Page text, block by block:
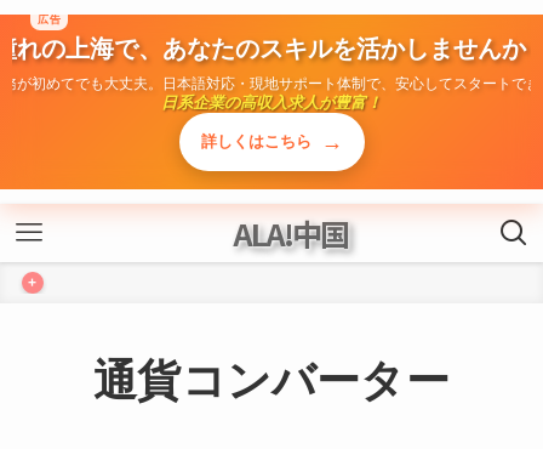
広告
れの上海で、あなたのスキルを活かしませんか
が初めてでも大丈夫。日本語対応・現地サポート体制で、安心してスタートで
日系企業の高収入求人が豊富！
詳しくはこちら →
ALA!中国
+
通貨コンバーター